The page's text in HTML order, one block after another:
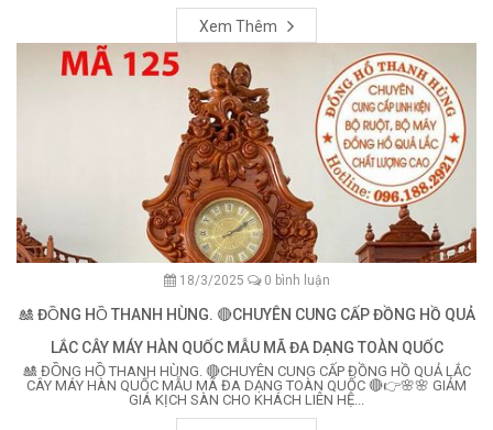
Xem Thêm
18/3/2025 0 bình luận
🎎 ĐỒNG HỒ THANH HÙNG. 🔴CHUYÊN CUNG CẤP ĐỒNG HỒ QUẢ
LẮC CÂY MÁY HÀN QUỐC MẪU MÃ ĐA DẠNG TOÀN QUỐC
🎎 ĐỒNG HỒ THANH HÙNG. 🔴CHUYÊN CUNG CẤP ĐỒNG HỒ QUẢ LẮC
CÂY MÁY HÀN QUỐC MẪU MÃ ĐA DẠNG TOÀN QUỐC 🔴👉🌸🌸 GIẢM
GIÁ KỊCH SÀN CHO KHÁCH LIÊN HỆ...